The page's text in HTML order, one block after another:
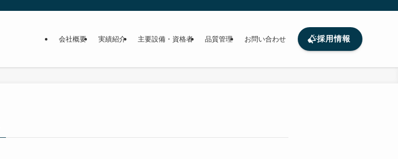
会社概要 実績紹介 主要設備・資格者 品質管理 お問い合わせ 採用情報